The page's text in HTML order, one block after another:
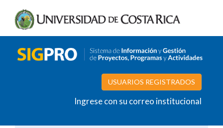
USUARIOS REGISTRADOS
Ingrese con su correo institucional